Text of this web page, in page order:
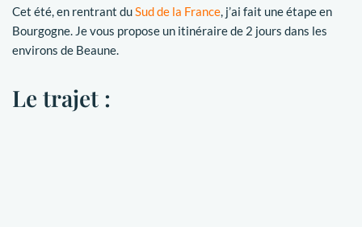
Cet été, en rentrant duSud de la France, j’ai fait une étape en
Bourgogne. Je vous propose un itinéraire de 2 jours dans les
environs de Beaune.
Le trajet :